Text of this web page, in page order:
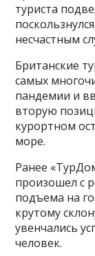
туриста
несчастным
Британские
самых
пандемии и
вторую
курортном
море.
Ранее
произошел с
подъема на
крутому
увенчались
человек.